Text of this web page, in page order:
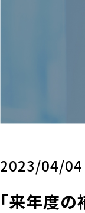
2023/04/04
「来年度